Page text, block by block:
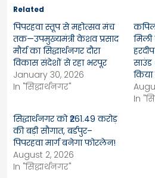
Related
पिपरहवा स्तूप से महोत्सव मंच
तक—उपमुख्यमंत्री केशव प्रसाद
मौर्य का सिद्धार्थनगर दौरा
विकास संदेशों से रहा भरपूर
January 30, 2026
In "सिद्धार्थनगर"
मिली
साउंड
किया
In
सिद्धार्थनगर को ₹261.49 करोड़
की बड़ी सौगात, बर्डपुर–
पिपरहवा मार्ग बनेगा फोरलेन!
August 2, 2026
In "सिद्धार्थनगर"